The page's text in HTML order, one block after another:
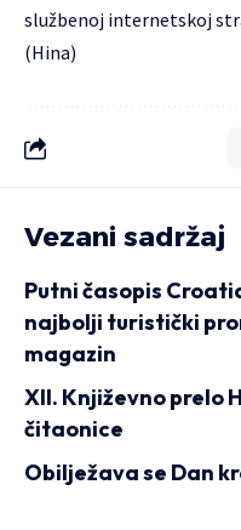
službenoj internetskoj
(Hina)
Vezani sadržaj
Putni časopis
najbolji turistički
magazin
XII. Književno prelo
čitaonice
Obilježava se Dan